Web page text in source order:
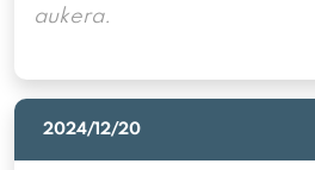
aukera.
2024/12/20